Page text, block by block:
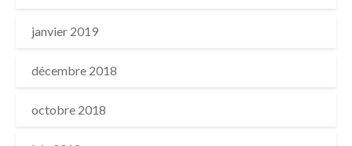
janvier 2019
décembre 2018
octobre 2018